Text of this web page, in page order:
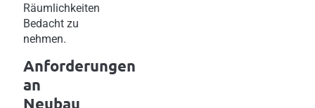
Räumlichkeiten
Bedacht zu
nehmen.
Anforderungen
an
Neubau